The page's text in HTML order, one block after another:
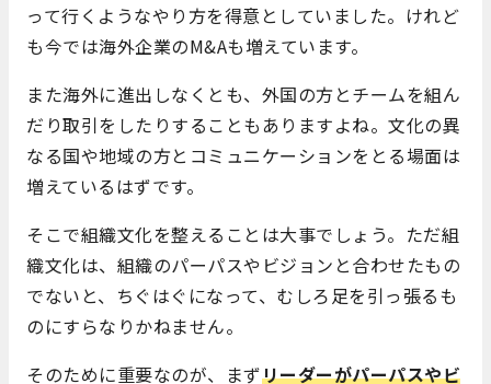
って行くようなやり方を得意としていました。けれど
も今では海外企業のM&Aも増えています。
また海外に進出しなくとも、外国の方とチームを組ん
だり取引をしたりすることもありますよね。文化の異
なる国や地域の方とコミュニケーションをとる場面は
増えているはずです。
そこで組織文化を整えることは大事でしょう。ただ組
織文化は、組織のパーパスやビジョンと合わせたもの
でないと、ちぐはぐになって、むしろ足を引っ張るも
のにすらなりかねません。
そのために重要なのが、まずリーダーがパーパスやビ